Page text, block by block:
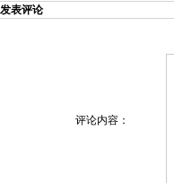
发表评论
评论内容：